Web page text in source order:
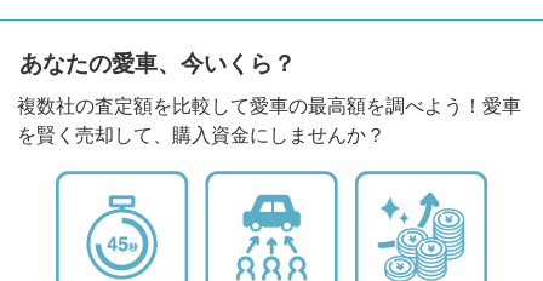
あなたの愛車、今いくら？
複数社の査定額を比較して愛車の最高額を調べよう！愛車
を賢く売却して、購入資金にしませんか？